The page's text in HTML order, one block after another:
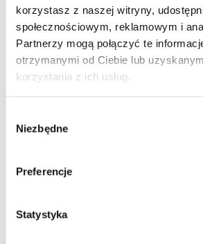
korzystasz z naszej witryny,
społecznościowym, reklamowym i
Partnerzy mogą połączyć te
otrzymanymi od Ciebie lub
korzystania z ich usług.
zgody
Niezbędne
Preferencje
Statystyka
Kontakt